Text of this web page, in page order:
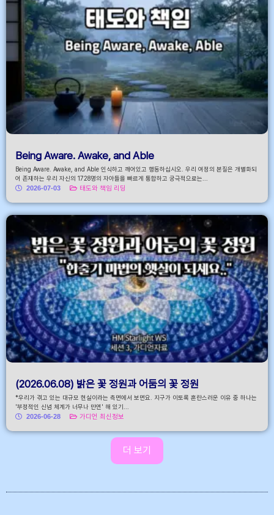
Being Aware. Awake, and Able
Being Aware. Awake, and Able 인식하고 깨어있고 행동하십시오. 우리 여정의 본질은 개별화되
어 존재하는 우리 자신의 1728명의 자아들을 빠르게 통합하고 궁극적으로는...
2026-07-03
태도와 책임 리딩
(2026.06.08) 밝은 꽃 정원과 어둠의 꽃 정원
*우리가 겪고 있는 대규모 현실이라는 측면에서 보면요. 지구가 이토록 혼란스러운 이유 중 하나는
'부정적인 신념 체계가 너무나 만연' 해 있기...
2026-06-28
가디언 최신정보
더 보기